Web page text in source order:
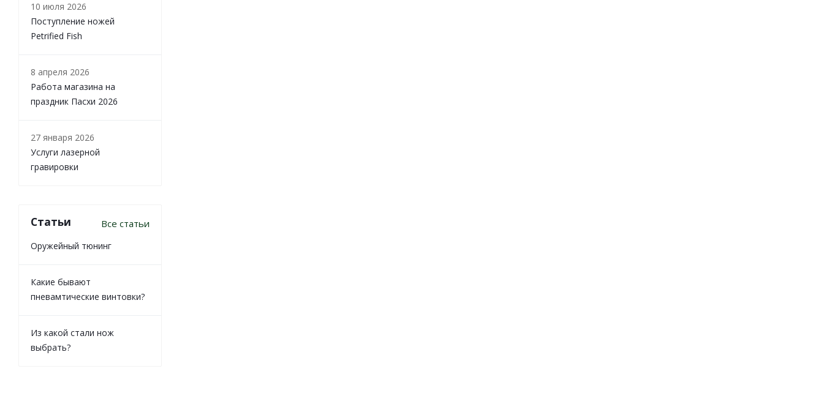
10 июля 2026
Поступление ножей
Petrified Fish
8 апреля 2026
Работа магазина на
праздник Пасхи 2026
27 января 2026
Услуги лазерной
гравировки
Статьи Все статьи
Оружейный тюнинг
Какие бывают
пневамтические винтовки?
Из какой стали нож
выбрать?